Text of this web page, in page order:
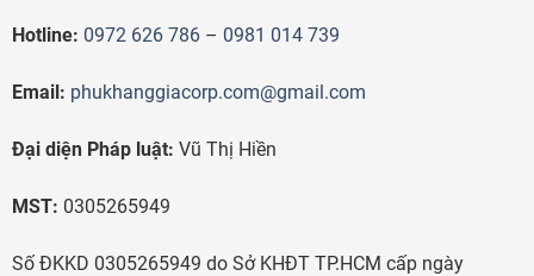
Hotline: 0972 626 786 – 0981 014 739
Email: phukhanggiacorp.com@gmail.com
Đại diện Pháp luật: Vũ Thị Hiền
MST: 0305265949
Số ĐKKD 0305265949 do Sở KHĐT TP.HCM cấp ngày